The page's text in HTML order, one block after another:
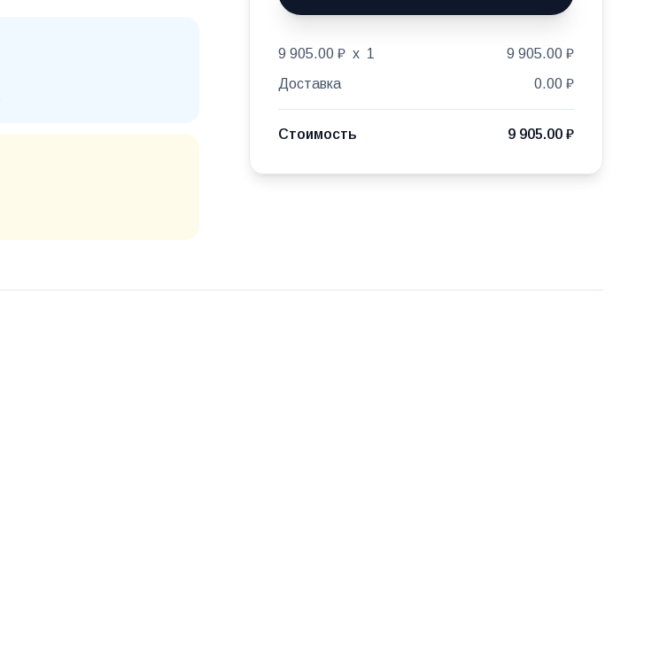
9 905.00 ₽ x 1
9 905.00 ₽
Доставка
0.00 ₽
Стоимость 9 905.00 ₽